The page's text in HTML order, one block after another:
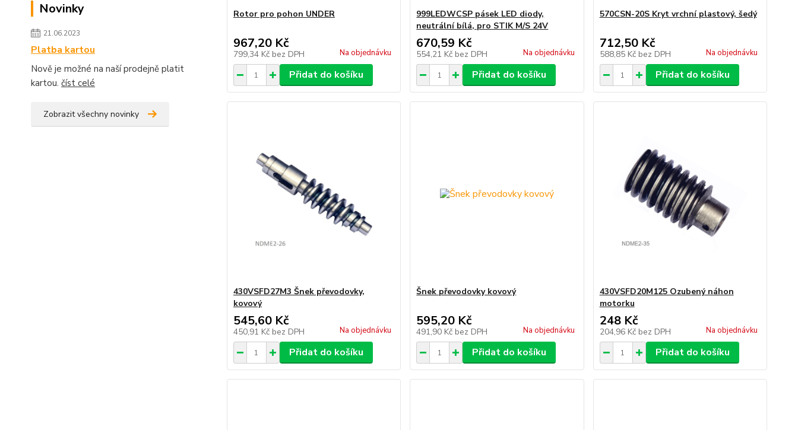
Novinky
21.06.2023
Platba kartou
Nově je možné na naší prodejně platit
kartou. číst celé
Zobrazit všechny novinky
Rotor pro pohon UNDER
967,20 Kč
799,34 Kč bez DPH Na objednávku
Přidat do košíku
999LEDWCSP pásek LED diody,
neutrální bílá, pro STIK M/S 24V
670,59 Kč
554,21 Kč bez DPH Na objednávku
Přidat do košíku
570CSN-20S Kryt vrchní plastový, šedý
712,50 Kč
588,85 Kč bez DPH Na objednávku
Přidat do košíku
430VSFD27M3 Šnek převodovky,
kovový
545,60 Kč
450,91 Kč bez DPH Na objednávku
Přidat do košíku
Šnek převodovky kovový
595,20 Kč
491,90 Kč bez DPH Na objednávku
Přidat do košíku
430VSFD20M125 Ozubený náhon
motorku
248 Kč
204,96 Kč bez DPH Na objednávku
Přidat do košíku